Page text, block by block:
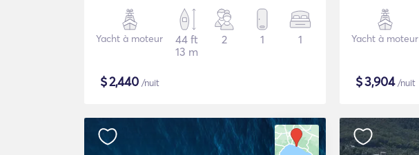
Yacht à moteur
44 ft
13 m
2 1 1
$2,440 /nuit
Yacht à moteur
$3,904/nuit